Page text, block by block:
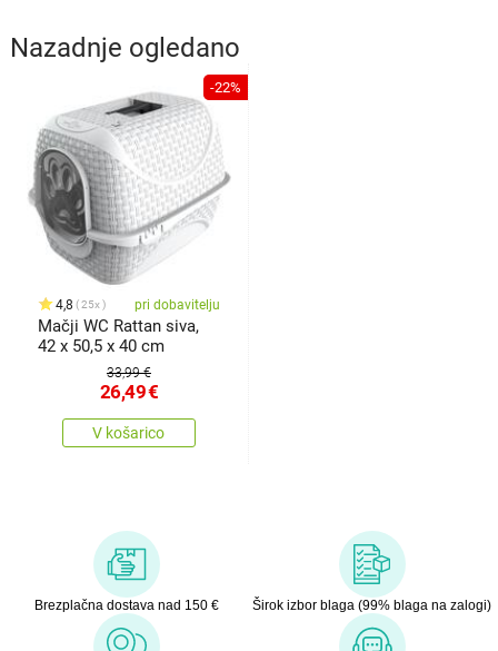
Nazadnje ogledano
-22%
4,8 25x pri dobavitelju
Mačji WC Rattan siva,
42 x 50,5 x 40 cm
33,99 €
26,49€
V košarico
Brezplačna dostava nad 150 € Širok izbor blaga (99% blaga na zalogi)